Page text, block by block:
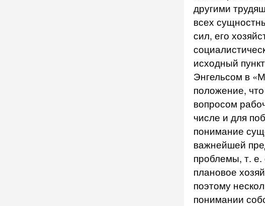
другими
всех
сил, его
исходный
Энгельсом в
положение,
вопросом
числе и для
понимание
важнейшей
проблемы, т. е.
плановое
поэтому
понимании